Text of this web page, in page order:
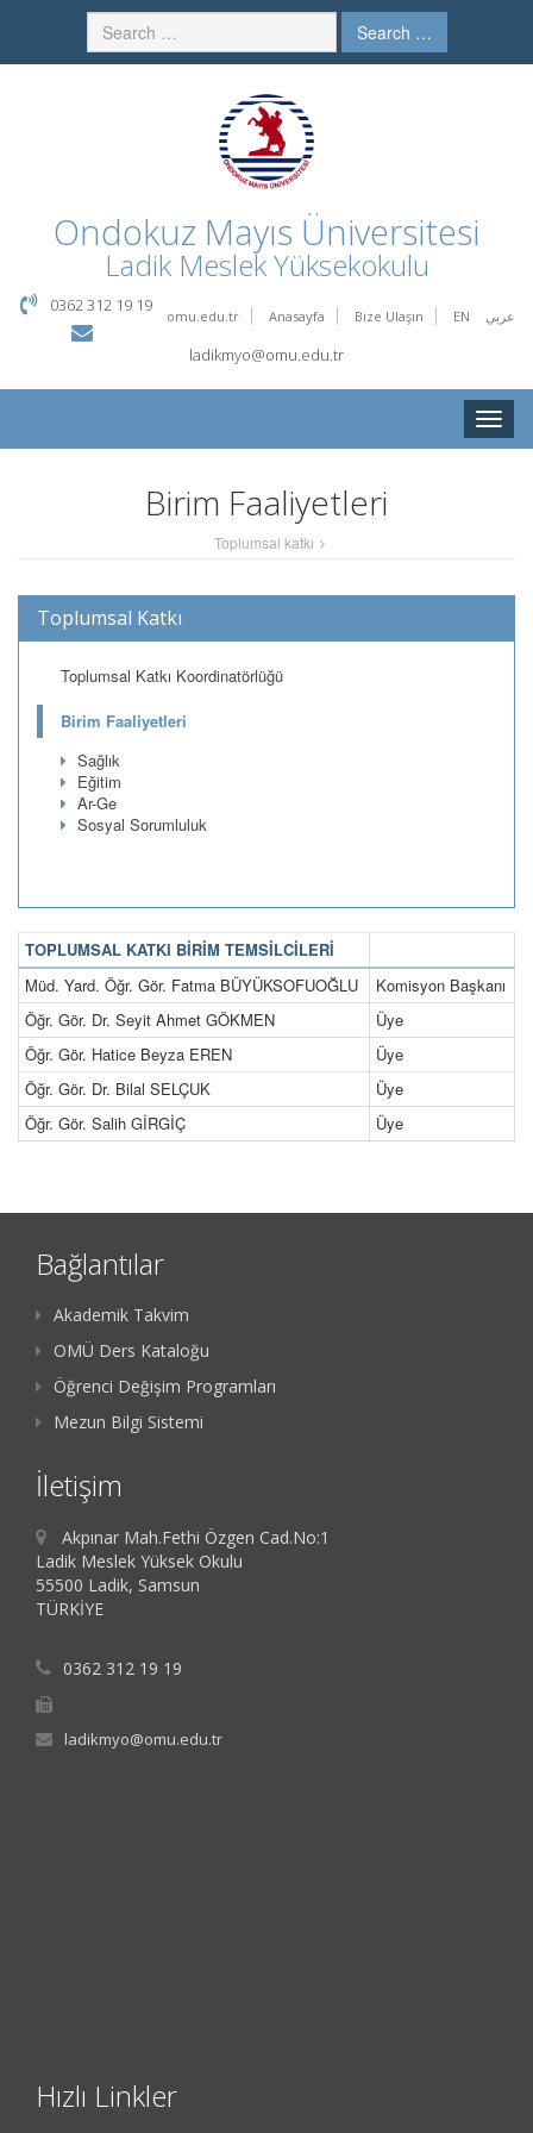
Search …
Ondokuz Mayıs Üniversitesi
Ladik Meslek Yüksekokulu
omu.edu.tr Anasayfa Bize Ulaşın EN عربي
0362 312 19 19
ladikmyo@omu.edu.tr
Toggle
Birim Faaliyetleri
Toplumsal katkı
Toplumsal Katkı
Toplumsal Katkı Koordinatörlüğü
Birim Faaliyetleri
Sağlık
Eğitim
Ar-Ge
Sosyal Sorumluluk
TOPLUMSAL KATKI BİRİM TEMSİLCİLERİ
Müd. Yard. Öğr. Gör. Fatma BÜYÜKSOFUOĞLU
Komisyon Başkanı
Öğr. Gör. Dr. Seyit Ahmet GÖKMEN
Üye
Öğr. Gör. Hatice Beyza EREN
Üye
Öğr. Gör. Dr. Bilal SELÇUK
Üye
Öğr. Gör. Salih GİRGİÇ
Üye
Bağlantılar
Akademik Takvim
OMÜ Ders Kataloğu
Öğrenci Değişim Programları
Mezun Bilgi Sistemi
İletişim
Akpınar Mah.Fethi Özgen Cad.No:1
Ladik Meslek Yüksek Okulu
55500 Ladik, Samsun
TÜRKİYE
0362 312 19 19
ladikmyo@omu.edu.tr
Hızlı Linkler